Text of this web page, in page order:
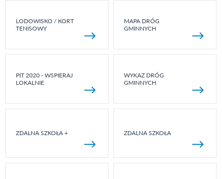
LODOWISKO / KORT
TENISOWY
MAPA DRÓG
GMINNYCH
PIT 2020 - WSPIERAJ
LOKALNIE
WYKAZ DRÓG
GMINNYCH
ZDALNA SZKOŁA + ZDALNA SZKOŁA